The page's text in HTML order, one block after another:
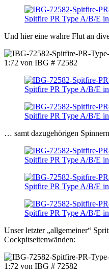
Und hier eine wahre Flut an
… samt dazugehörigen
Unser letzter „allgemeiner“
Cockpitseitenwänden: